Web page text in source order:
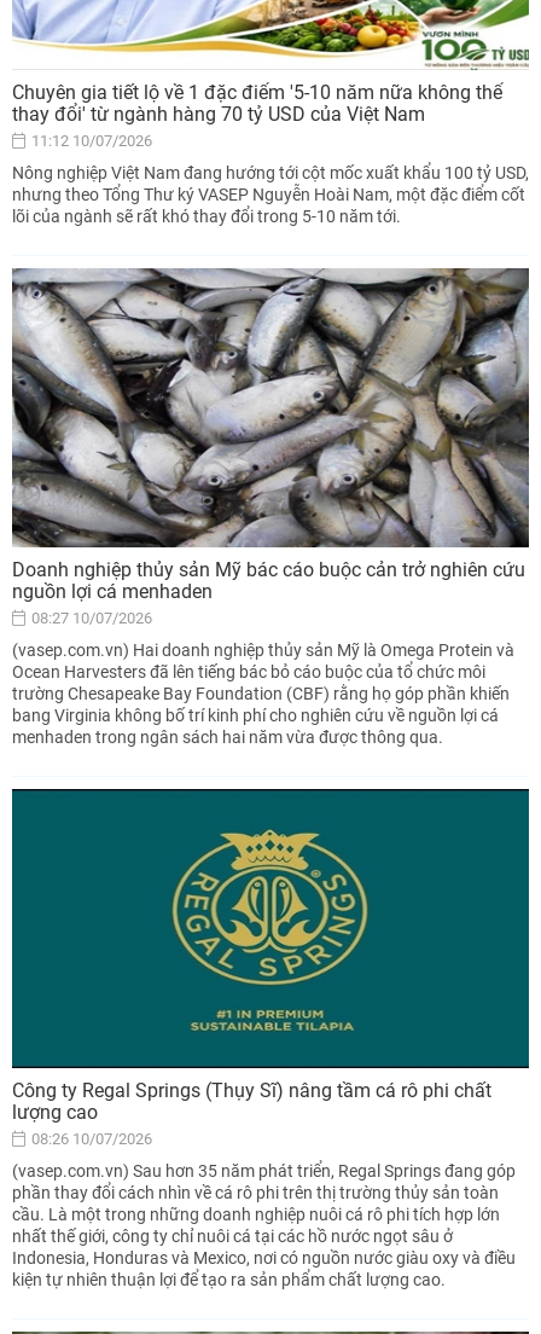
Chuyên gia tiết lộ về 1 đặc điểm '5-10 năm nữa không thể
thay đổi' từ ngành hàng 70 tỷ USD của Việt Nam
11:12 10/07/2026
Nông nghiệp Việt Nam đang hướng tới cột mốc xuất khẩu 100 tỷ USD,
nhưng theo Tổng Thư ký VASEP Nguyễn Hoài Nam, một đặc điểm cốt
lõi của ngành sẽ rất khó thay đổi trong 5-10 năm tới.
Doanh nghiệp thủy sản Mỹ bác cáo buộc cản trở nghiên cứu
nguồn lợi cá menhaden
08:27 10/07/2026
(vasep.com.vn) Hai doanh nghiệp thủy sản Mỹ là Omega Protein và
Ocean Harvesters đã lên tiếng bác bỏ cáo buộc của tổ chức môi
trường Chesapeake Bay Foundation (CBF) rằng họ góp phần khiến
bang Virginia không bố trí kinh phí cho nghiên cứu về nguồn lợi cá
menhaden trong ngân sách hai năm vừa được thông qua.
Công ty Regal Springs (Thụy Sĩ) nâng tầm cá rô phi chất
lượng cao
08:26 10/07/2026
(vasep.com.vn) Sau hơn 35 năm phát triển, Regal Springs đang góp
phần thay đổi cách nhìn về cá rô phi trên thị trường thủy sản toàn
cầu. Là một trong những doanh nghiệp nuôi cá rô phi tích hợp lớn
nhất thế giới, công ty chỉ nuôi cá tại các hồ nước ngọt sâu ở
Indonesia, Honduras và Mexico, nơi có nguồn nước giàu oxy và điều
kiện tự nhiên thuận lợi để tạo ra sản phẩm chất lượng cao.